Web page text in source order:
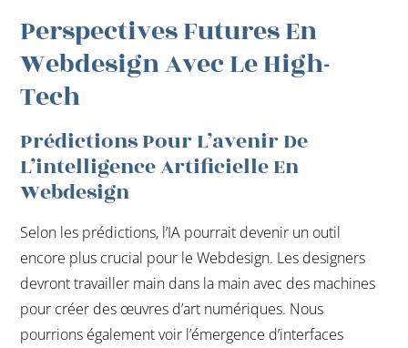
Perspectives Futures En
Webdesign Avec Le High-
Tech
Prédictions Pour L’avenir De
L’intelligence Artificielle En
Webdesign
Selon les prédictions, l’IA pourrait devenir un outil
encore plus crucial pour le Webdesign. Les designers
devront travailler main dans la main avec des machines
pour créer des œuvres d’art numériques. Nous
pourrions également voir l’émergence d’interfaces